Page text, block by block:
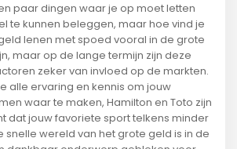
paar dingen waar je op moet letten
te kunnen beleggen, maar hoe vind je
lenen met spoed vooral in de grote
maar op de lange termijn zijn deze
zeker van invloed op de markten.
alle ervaring en kennis om jouw
waar te maken, Hamilton en Toto zijn
dat jouw favoriete sport telkens minder
snelle wereld van het grote geld is in de